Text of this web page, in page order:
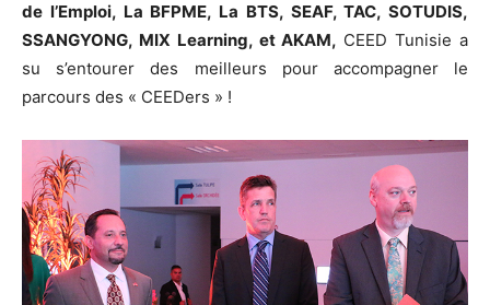
de l’Emploi, La BFPME, La BTS, SEAF, TAC, SOTUDIS,
SSANGYONG, MIX Learning, et AKAM, CEED Tunisie a
su s’entourer des meilleurs pour accompagner le
parcours des « CEEDers » !